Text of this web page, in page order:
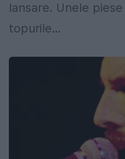
lansare. Unele
topurile...